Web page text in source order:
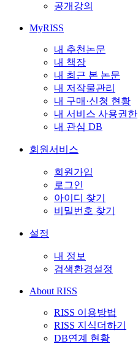
공개강의
MyRISS
내 추천논문
내 책장
내 최근 본 논문
내 저작물관리
내 구매·신청 현황
내 서비스 사용권한
내 관심 DB
회원서비스
회원가입
로그인
아이디 찾기
비밀번호 찾기
설정
내 정보
검색환경설정
About RISS
RISS 이용방법
RISS 지식더하기
DB연계 현황